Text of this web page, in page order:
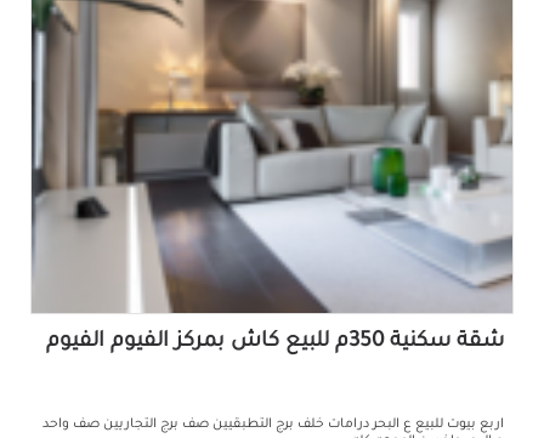
شقة سكنية 350م للبيع كاش بمركز الفيوم الفيوم
اربع بيوت للبيع ع البحر درامات خلف برج التطبقيين صف برج التجاريين صف واحد